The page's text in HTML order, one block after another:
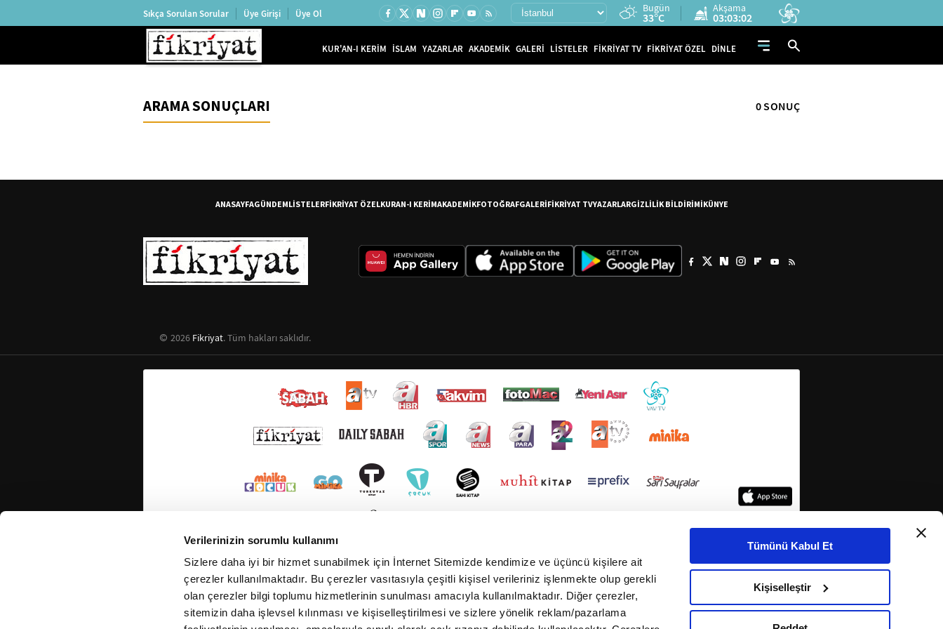
Verilerinizin sorumlu kullanımı
Sizlere daha iyi bir hizmet sunabilmek için İnternet Sitemizde kendimize ve üçüncü kişilere ait
çerezler kullanılmaktadır. Bu çerezler vasıtasıyla çeşitli kişisel verileriniz işlenmekte olup gerekli
olan çerezler bilgi toplumu hizmetlerinin sunulması amacıyla kullanılmaktadır. Diğer çerezler,
sitemizin daha işlevsel kılınması ve kişiselleştirilmesi ve sizlere yönelik reklam/pazarlama
Tümünü Kabul Et
Kişiselleştir
Sıkça Sorulan Sorular Üye Girişi Üye Ol Bugün
33°C
Akşama
03:03:02
KUR'AN-I KERİM İSLAM YAZARLAR AKADEMİK GALERİ LİSTELER FİKRİYAT TV FİKRİYAT ÖZEL DİNLE
ARAMA SONUÇLARI 0 SONUÇ
ANASAYFAGÜNDEMLİSTELERFİKRİYAT ÖZELKURAN-I KERİMAKADEMİKFOTOĞRAFGALERİFİKRİYAT TVYAZARLARGİZLİLİK BİLDİRİMİKÜNYE
2026 Fikriyat. Tüm hakları saklıdır.